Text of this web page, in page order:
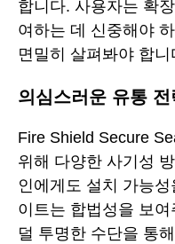
합니다. 사용자는 확
여하는 데 신중해야
면밀히 살펴봐야 합니
의심스러운 유통 전
Fire Shield Secure
위해 다양한 사기성
인에게도 설치 가능
이트는 합법성을 보
덜 투명한 수단을 통